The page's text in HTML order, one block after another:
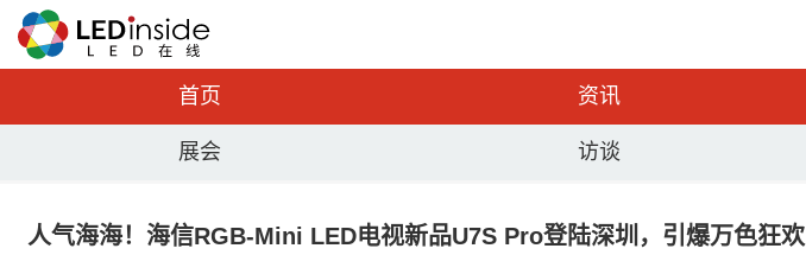
首页 资讯
展会 访谈
人气海海！海信RGB-Mini LED电视新品U7S Pro登陆深圳，引爆万色狂欢